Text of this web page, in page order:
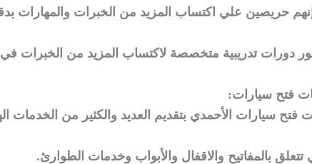
حريصين علي اكتساب المزيد من الخبرات والمهارات
دورات تدريبية متخصصة لاكتساب المزيد من الخبرات في
فتح سيارات:
فتح سيارات الأحمدي بتقديم العديد والكثير من الخدمات
تتعلق بالمفاتيح والاقفال والأبواب وخدمات الطوارئ.